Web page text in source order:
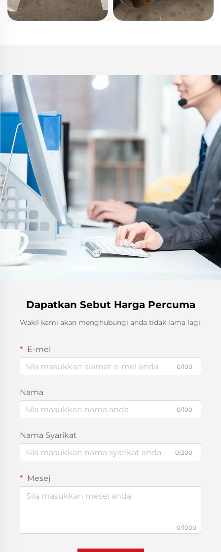
Dapatkan Sebut Harga Percuma
Wakil kami akan menghubungi anda tidak lama lagi.
E-mel
0/100
Nama
0/100
Nama Syarikat
0/200
Mesej
0/1000